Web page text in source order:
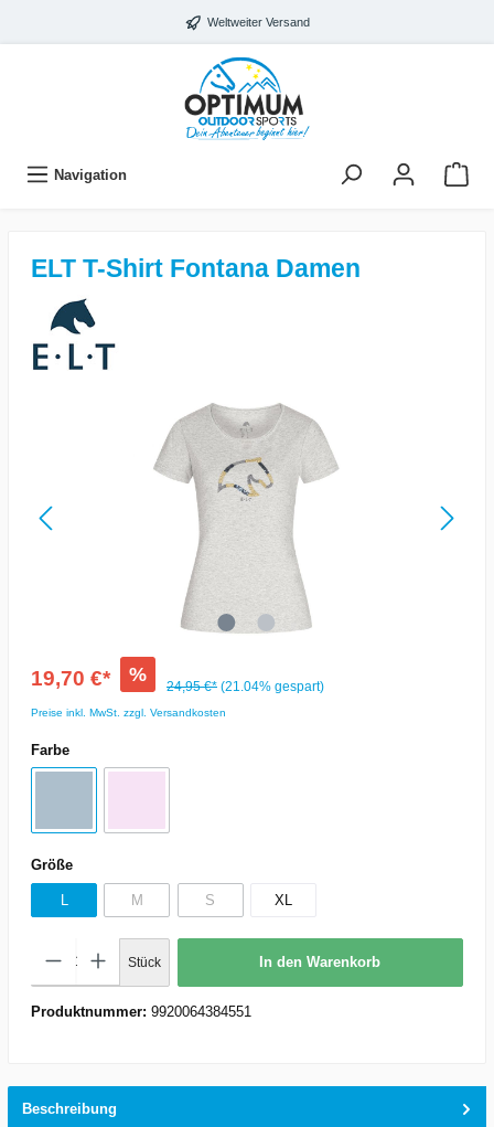
Weltweiter Versand
Navigation
ELT T-Shirt Fontana Damen
19,70 €* %
24,95 €* (21.04% gespart)
Preise inkl. MwSt. zzgl. Versandkosten
Farbe
Größe
M S XL
Stück In den Warenkorb
Produktnummer: 9920064384551
Beschreibung